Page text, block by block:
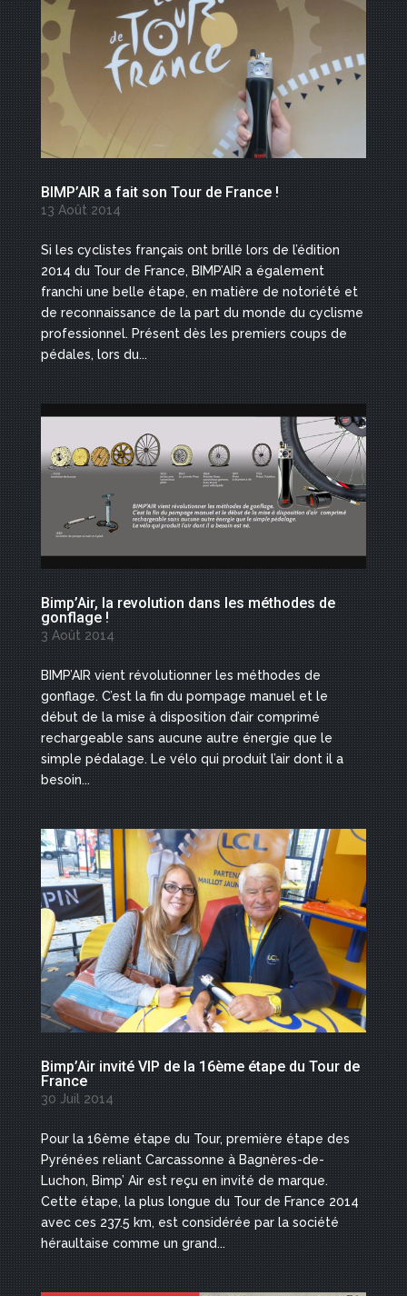
BIMP’AIR a fait son Tour de France !
13 Août 2014
Si les cyclistes français ont brillé lors de l’édition
2014 du Tour de France, BIMP’AIR a également
franchi une belle étape, en matière de notoriété et
de reconnaissance de la part du monde du cyclisme
professionnel. Présent dès les premiers coups de
pédales, lors du...
Bimp’Air, la revolution dans les méthodes de
gonflage !
3 Août 2014
BIMP’AIR vient révolutionner les méthodes de
gonflage. C’est la fin du pompage manuel et le
début de la mise à disposition d’air comprimé
rechargeable sans aucune autre énergie que le
simple pédalage. Le vélo qui produit l’air dont il a
besoin...
Bimp’Air invité VIP de la 16ème étape du Tour de
France
30 Juil 2014
Pour la 16ème étape du Tour, première étape des
Pyrénées reliant Carcassonne à Bagnères-de-
Luchon, Bimp’ Air est reçu en invité de marque.
Cette étape, la plus longue du Tour de France 2014
avec ces 237.5 km, est considérée par la société
héraultaise comme un grand...